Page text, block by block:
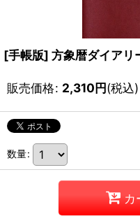
[手帳版] 方象暦ダイア
販売価格: 2,310円(税込)
数量:
カ